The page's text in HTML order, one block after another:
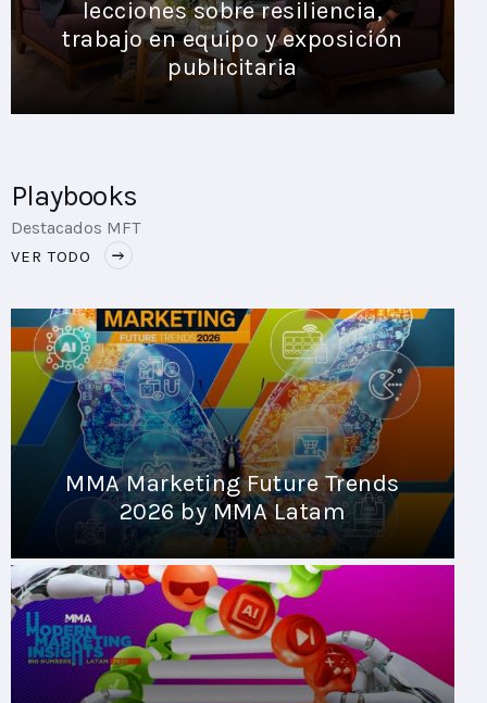
lecciones sobre resiliencia,
trabajo en equipo y exposición
publicitaria
Playbooks
Destacados MFT
VER TODO
MMA Marketing Future Trends
2026 by MMA Latam